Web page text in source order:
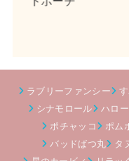
ラブリーファンシー
シナモロール
ハロ
ポチャッコ
ポム
バッドばつ丸
タ